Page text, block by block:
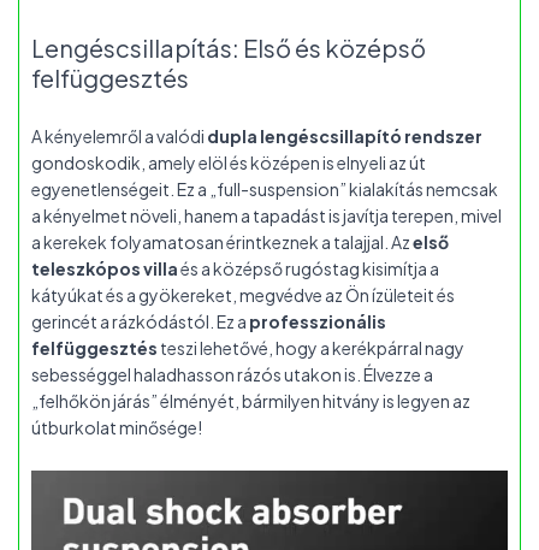
Lengéscsillapítás: Első és középső
felfüggesztés
A kényelemről a valódi dupla lengéscsillapító rendszer
gondoskodik, amely elöl és középen is elnyeli az út
egyenetlenségeit. Ez a „full-suspension” kialakítás nemcsak
a kényelmet növeli, hanem a tapadást is javítja terepen, mivel
a kerekek folyamatosan érintkeznek a talajjal. Azelső
teleszkópos villaés a középső rugóstag kisimítja a
kátyúkat és a gyökereket, megvédve az Ön ízületeit és
gerincét a rázkódástól. Ez a professzionális
felfüggesztés teszi lehetővé, hogy a kerékpárral nagy
sebességgel haladhasson rázós utakon is. Élvezze a
„felhőkön járás” élményét, bármilyen hitvány is legyen az
útburkolat minősége!